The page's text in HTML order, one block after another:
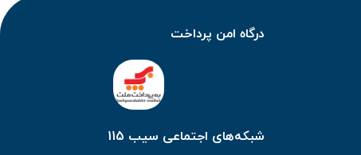
درگاه امن پرداخت
شبکه‌های اجتماعی سیب 115